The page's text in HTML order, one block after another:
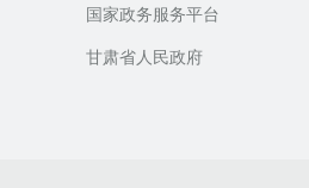
国家政务服务平台
甘肃省人民政府